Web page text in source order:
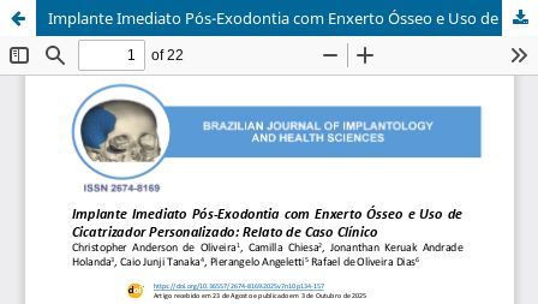
Implante Imediato Pós-Exodontia com Enxerto Ósseo e Uso de Cicatrizador Personalizado